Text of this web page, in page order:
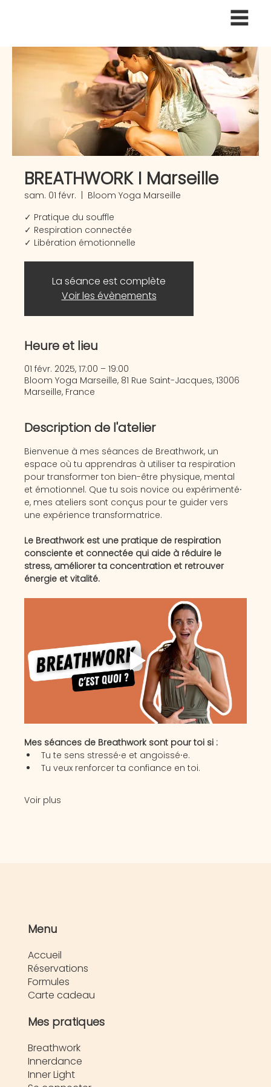
BREATHWORK I Marseille
sam. 01 févr.
  |
Bloom Yoga Marseille
✓ Pratique du souffle
✓ Respiration connectée
✓ Libération émotionnelle
La séance est complète
Voir les évènements
Heure et lieu
01 févr. 2025, 17:00 – 19:00
Bloom Yoga Marseille, 81 Rue Saint-Jacques, 13006
Marseille, France
Description de l'atelier
Bienvenue à mes séances de Breathwork, un
espace où tu apprendras à utiliser ta respiration
pour transformer ton bien-être physique, mental
et émotionnel. Que tu sois novice ou expérimenté⸱
e, mes ateliers sont conçus pour te guider vers
une expérience transformatrice.
Le Breathwork est une pratique de respiration
consciente et connectée qui aide à réduire le
stress, améliorer ta concentration et retrouver
énergie et vitalité.
Mes séances de Breathwork sont pour toi si :
Tu te sens stressé⸱e et angoissé⸱e.
Tu veux renforcer ta confiance en toi.
Voir plus
Menu
Accueil
Réservations
Formules
Carte cadeau
Mes pratiques
Breathwork
Innerdance
Inner Light